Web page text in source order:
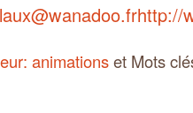
http://
animationset Mots